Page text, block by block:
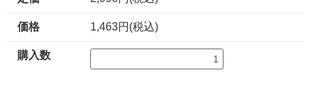
価格 1,463円(税込)
購入数